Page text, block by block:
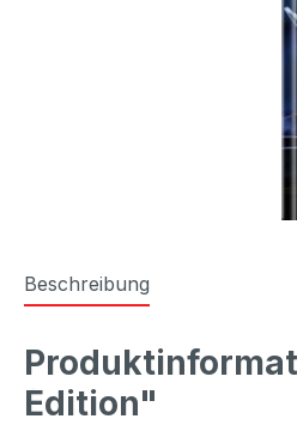
Beschreibung
Edition"